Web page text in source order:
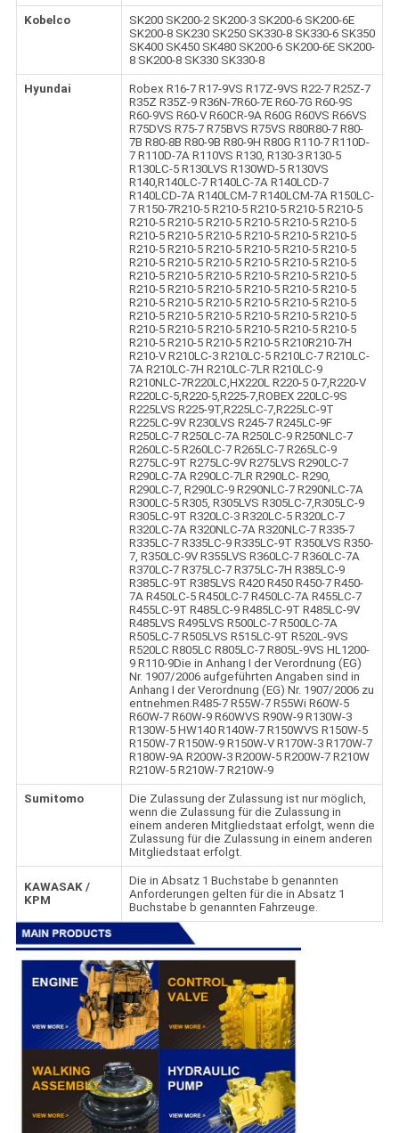
Kobelco
SK200 SK200-2 SK200-3 SK200-6 SK200-6E
SK200-8 SK230 SK250 SK330-8 SK330-6 SK350
SK400 SK450 SK480 SK200-6 SK200-6E SK200-
8 SK200-8 SK330 SK330-8
Hyundai
Robex R16-7 R17-9VS R17Z-9VS R22-7 R25Z-7
R35Z R35Z-9 R36N-7R60-7E R60-7G R60-9S
R60-9VS R60-V R60CR-9A R60G R60VS R66VS
R75DVS R75-7 R75BVS R75VS R80R80-7 R80-
7B R80-8B R80-9B R80-9H R80G R110-7 R110D-
7 R110D-7A R110VS R130, R130-3 R130-5
R130LC-5 R130LVS R130WD-5 R130VS
R140,R140LC-7 R140LC-7A R140LCD-7
R140LCD-7A R140LCM-7 R140LCM-7A R150LC-
7 R150-7R210-5 R210-5 R210-5 R210-5 R210-5
R210-5 R210-5 R210-5 R210-5 R210-5 R210-5
R210-5 R210-5 R210-5 R210-5 R210-5 R210-5
R210-5 R210-5 R210-5 R210-5 R210-5 R210-5
R210-5 R210-5 R210-5 R210-5 R210-5 R210-5
R210-5 R210-5 R210-5 R210-5 R210-5 R210-5
R210-5 R210-5 R210-5 R210-5 R210-5 R210-5
R210-5 R210-5 R210-5 R210-5 R210-5 R210-5
R210-5 R210-5 R210-5 R210-5 R210-5 R210-5
R210-5 R210-5 R210-5 R210-5 R210-5 R210-5
R210-5 R210-5 R210-5 R210-5 R210R210-7H
R210-V R210LC-3 R210LC-5 R210LC-7 R210LC-
7A R210LC-7H R210LC-7LR R210LC-9
R210NLC-7R220LC,HX220L R220-5 0-7,R220-V
R220LC-5,R220-5,R225-7,ROBEX 220LC-9S
R225LVS R225-9T,R225LC-7,R225LC-9T
R225LC-9V R230LVS R245-7 R245LC-9F
R250LC-7 R250LC-7A R250LC-9 R250NLC-7
R260LC-5 R260LC-7 R265LC-7 R265LC-9
R275LC-9T R275LC-9V R275LVS R290LC-7
R290LC-7A R290LC-7LR R290LC- R290,
R290LC-7, R290LC-9 R290NLC-7 R290NLC-7A
R300LC-5 R305, R305LVS R305LC-7,R305LC-9
R305LC-9T R320LC-3 R320LC-5 R320LC-7
R320LC-7A R320NLC-7A R320NLC-7 R335-7
R335LC-7 R335LC-9 R335LC-9T R350LVS R350-
7, R350LC-9V R355LVS R360LC-7 R360LC-7A
R370LC-7 R375LC-7 R375LC-7H R385LC-9
R385LC-9T R385LVS R420 R450 R450-7 R450-
7A R450LC-5 R450LC-7 R450LC-7A R455LC-7
R455LC-9T R485LC-9 R485LC-9T R485LC-9V
R485LVS R495LVS R500LC-7 R500LC-7A
R505LC-7 R505LVS R515LC-9T R520L-9VS
R520LC R805LC R805LC-7 R805L-9VS HL1200-
9 R110-9Die in Anhang I der Verordnung (EG)
Nr. 1907/2006 aufgeführten Angaben sind in
Anhang I der Verordnung (EG) Nr. 1907/2006 zu
entnehmen.R485-7 R55W-7 R55Wi R60W-5
R60W-7 R60W-9 R60WVS R90W-9 R130W-3
R130W-5 HW140 R140W-7 R150WVS R150W-5
R150W-7 R150W-9 R150W-V R170W-3 R170W-7
R180W-9A R200W-3 R200W-5 R200W-7 R210W
R210W-5 R210W-7 R210W-9
Sumitomo
Die Zulassung der Zulassung ist nur möglich,
wenn die Zulassung für die Zulassung in
einem anderen Mitgliedstaat erfolgt, wenn die
Zulassung für die Zulassung in einem anderen
Mitgliedstaat erfolgt.
KAWASAK /
KPM
Die in Absatz 1 Buchstabe b genannten
Anforderungen gelten für die in Absatz 1
Buchstabe b genannten Fahrzeuge.